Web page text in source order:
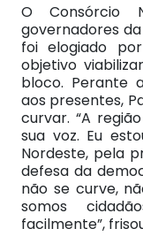
O Consórcio
governadores
foi elogiado
objetivo
bloco. Perante
aos presentes,
curvar. “A
sua voz. Eu
Nordeste, pela
defesa da
não se curve,
somos
facilmente”,